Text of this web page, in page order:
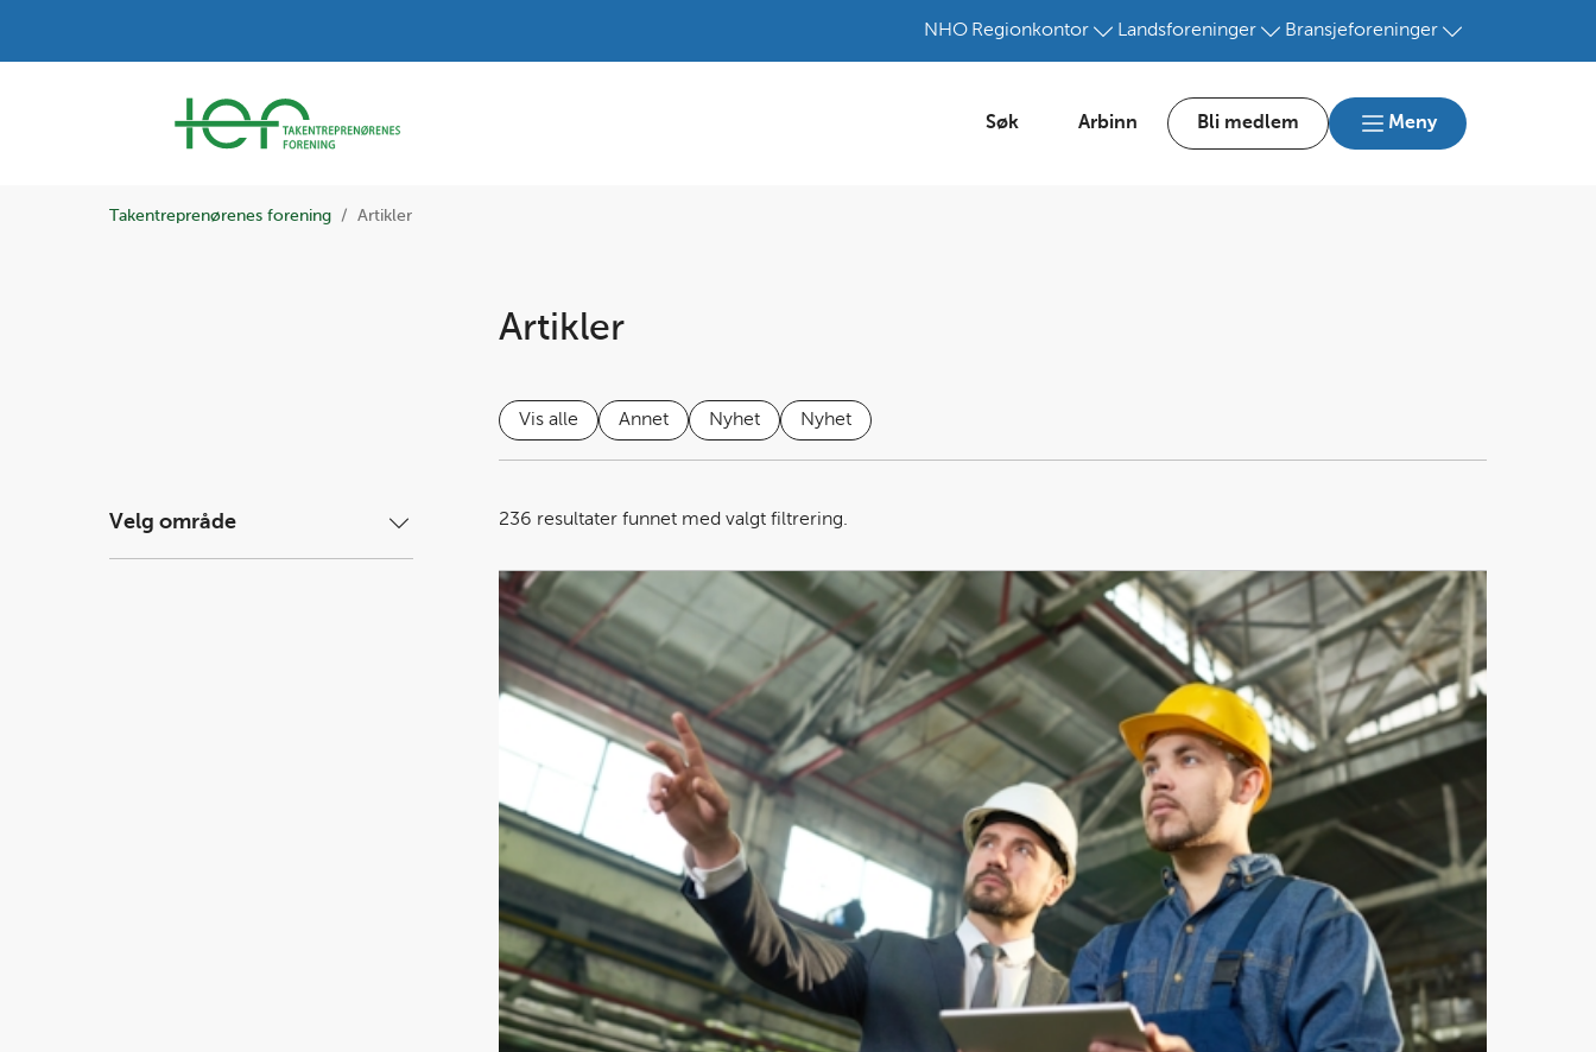
NHO Regionkontor Landsforeninger Bransjeforeninger
Søk Arbinn Bli medlem Meny
Takentreprenørenes forening Artikler
Artikler
Vis alle Annet Nyhet Nyhet
Velg område 236 resultater funnet med valgt filtrering.